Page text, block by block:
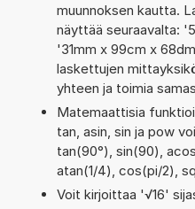
muunnoksen kautta.
näyttää seuraavalta:
'31mm x 99cm x
laskettujen
yhteen ja toimia
Matemaattisia
tan, asin, sin ja pow
tan(90°), sin(90),
atan(1/4), cos(pi/2),
Voit kirjoittaa '√16'